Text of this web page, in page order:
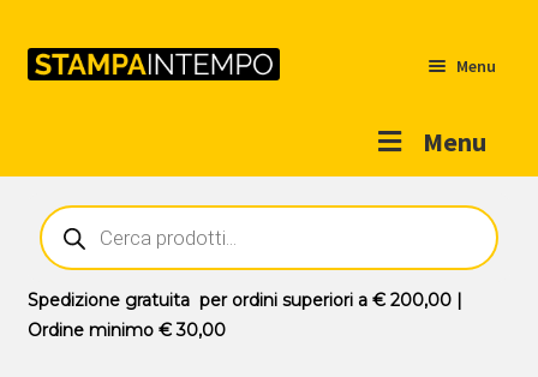
Menu
Menu
Outlet
Prodotti
Novità
Ricerca
prodotti
Spedizione gratuitaper ordini superiori a € 200,00|
Ordine minimo € 30,00